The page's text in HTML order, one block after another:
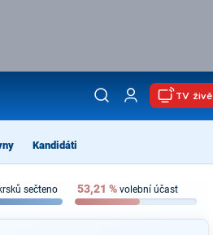
TV živě
Kandidáti
sečteno 53,21 % volební účast